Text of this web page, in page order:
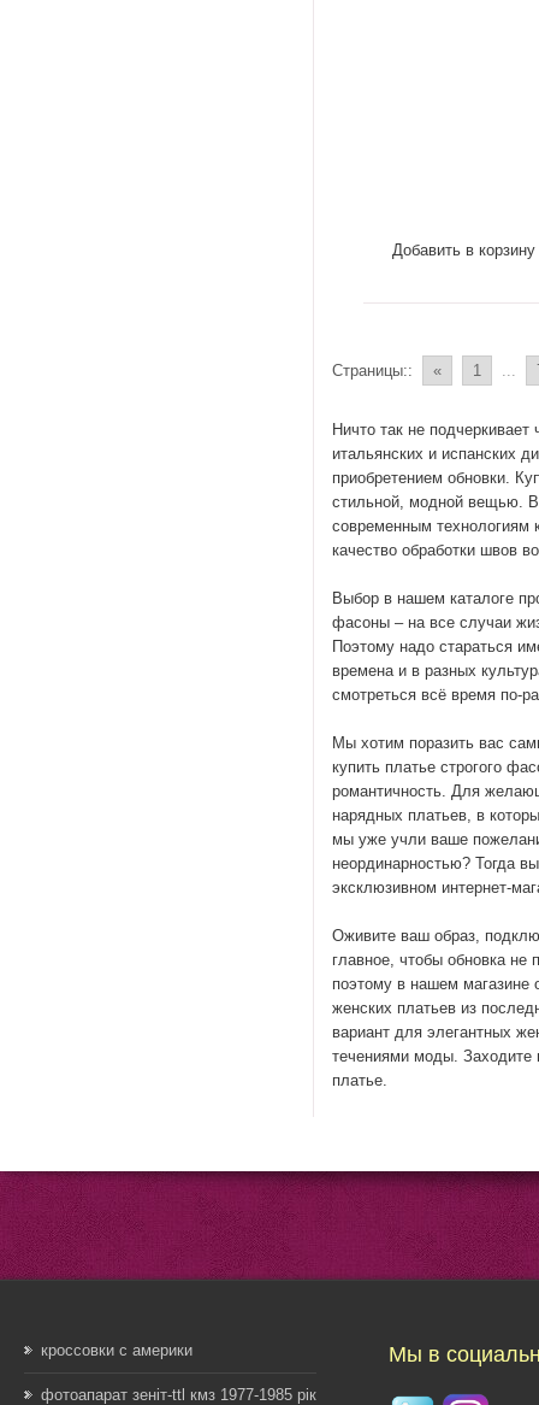
Добавить в корзину
Страницы:: « 1 ...
Ничто так не
итальянских и испанских
приобретением обновки.
стильной, модной вещью.
современным технологиям
качество обработки швов
Выбор в нашем каталоге
фасоны – на все случаи
Поэтому надо стараться
времена и в разных
смотреться всё время по-
Мы хотим поразить вас
купить платье строгого
романтичность. Для
нарядных платьев, в
мы уже учли ваше
неординарностью? Тогда
эксклюзивном интернет-
Оживите ваш образ,
главное, чтобы обновка
поэтому в нашем
женских платьев из
вариант для элегантных
течениями моды. Заходите
платье.
кроссовки с америки
фотоапарат зеніт-ttl кмз 1977-1985 рік
Мы в